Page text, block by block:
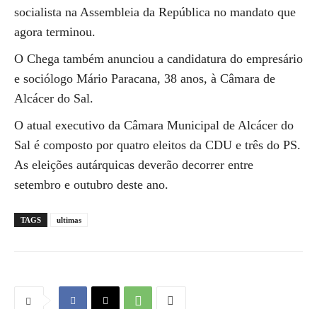
socialista na Assembleia da República no mandato que
agora terminou.
O Chega também anunciou a candidatura do empresário
e sociólogo Mário Paracana, 38 anos, à Câmara de
Alcácer do Sal.
O atual executivo da Câmara Municipal de Alcácer do
Sal é composto por quatro eleitos da CDU e três do PS.
As eleições autárquicas deverão decorrer entre
setembro e outubro deste ano.
TAGS ultimas